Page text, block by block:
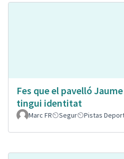
Fes que el pavelló
tingui identitat
Marc FR Segur Pistas